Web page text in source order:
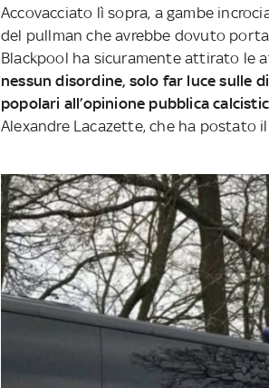
Accovacciato lì sopra, a gambe
del pullman che avrebbe dovuto
Blackpool ha sicuramente attirato le
nessun disordine, solo far luce sulle
popolari all’opinione pubblica
Alexandre Lacazette, che ha postato